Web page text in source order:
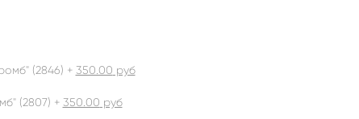
(2846) + 350.00 руб
(2807) + 350.00 руб